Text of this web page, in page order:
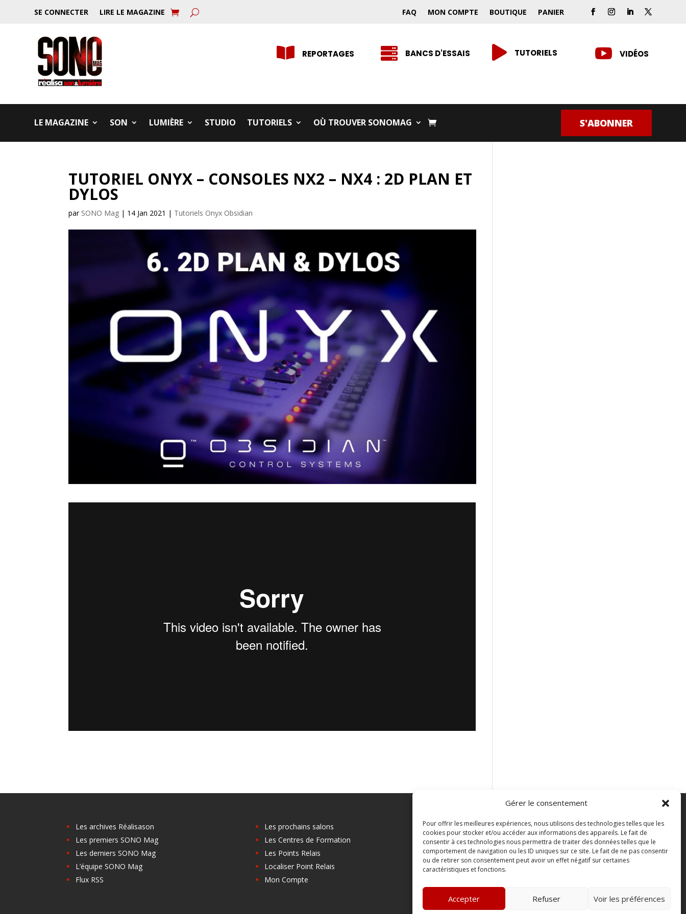
Gérer le consentement
Pour offrir les meilleures expériences, nous utilisons des technologies telles que les
cookies pour stocker et/ou accéder aux informations des appareils. Le fait de
consentir à ces technologies nous permettra de traiter des données telles que le
comportement de navigation ou les ID uniques sur ce site. Le fait de ne pas consentir
ou de retirer son consentement peut avoir un effet négatif sur certaines
caractéristiques et fonctions.
Accepter Refuser Voir les préférences
SE CONNECTER LIRE LE MAGAZINE FAQ MON COMPTE BOUTIQUE PANIER
 REPORTAGES  BANCS D'ESSAIS  TUTORIELS  VIDÉOS
LE MAGAZINE SON LUMIÈRE STUDIO TUTORIELS OÙ TROUVER SONOMAG S'ABONNER
TUTORIEL ONYX – CONSOLES NX2 – NX4 : 2D PLAN ET
DYLOS
par SONO Mag | 14 Jan 2021 | Tutoriels Onyx Obsidian
Les archives Réalisason
Les premiers SONO Mag
Les derniers SONO Mag
L’équipe SONO Mag
Flux RSS
Les prochains salons
Les Centres de Formation
Les Points Relais
Localiser Point Relais
Mon Compte
FAQ
Contact
Boutique
Abonnements Sono mag | intégral ou numérique